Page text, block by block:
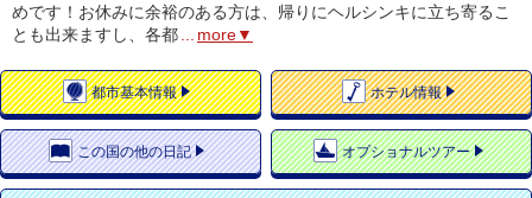
めです！お休みに余裕のある方は、帰りにヘルシンキに立ち寄るこ
とも出来ますし、各都
more▼
都市基本情報 ホテル情報
この国の他の日記 オプショナルツアー